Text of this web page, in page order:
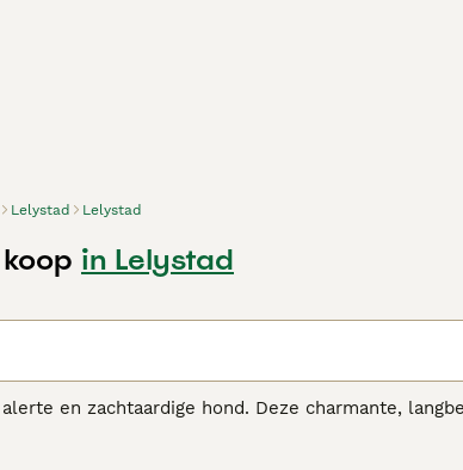
Lelystad Lelystad
in Lelystad
en zachtaardige hond. Deze charmante,